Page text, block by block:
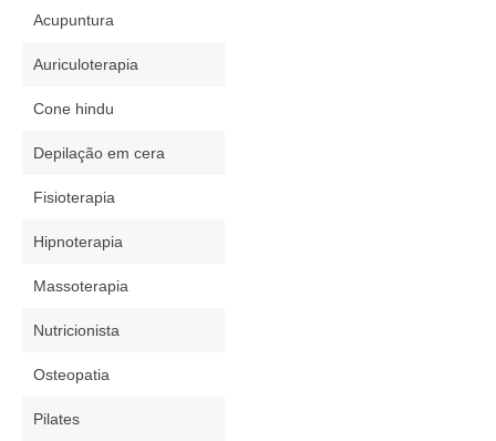
Acupuntura
Auriculoterapia
Cone hindu
Depilação em cera
Fisioterapia
Hipnoterapia
Massoterapia
Nutricionista
Osteopatia
Pilates